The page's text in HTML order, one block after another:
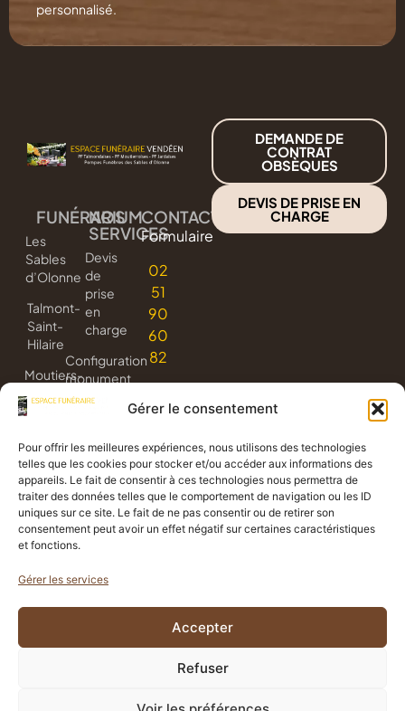
Gérer le consentement
Pour offrir les meilleures expériences, nous utilisons des technologies
telles que les cookies pour stocker et/ou accéder aux informations des
appareils. Le fait de consentir à ces technologies nous permettra de
traiter des données telles que le comportement de navigation ou les ID
uniques sur ce site. Le fait de ne pas consentir ou de retirer son
consentement peut avoir un effet négatif sur certaines caractéristiques
et fonctions.
Gérer les services
Accepter
Refuser
personnalisé.
FUNÉRARIUM
Les
Sables
d’Olonne
Talmont-
Saint-
Hilaire
Moutiers-
les-
Mauxfaits
Jard-
sur-
Mer
NOS
SERVICES
Devis
de
prise
en
charge
Configuration
monument
3D
de
fleurs
Avis
de
décès
CONTACT
Formulaire
02
51
90
60
82
DEMANDE DE
CONTRAT
OBSÈQUES
DEVIS DE PRISE EN
CHARGE
Propulsé
par
graphique